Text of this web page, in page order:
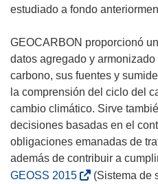
estudiado a fondo
GEOCARBON proporcionó
datos agregado y
carbono, sus fuentes y
la comprensión del ciclo del
cambio climático. Sirve
decisiones basadas en el
obligaciones emanadas de
además de contribuir a
GEOSS 2015(
(Sistema de